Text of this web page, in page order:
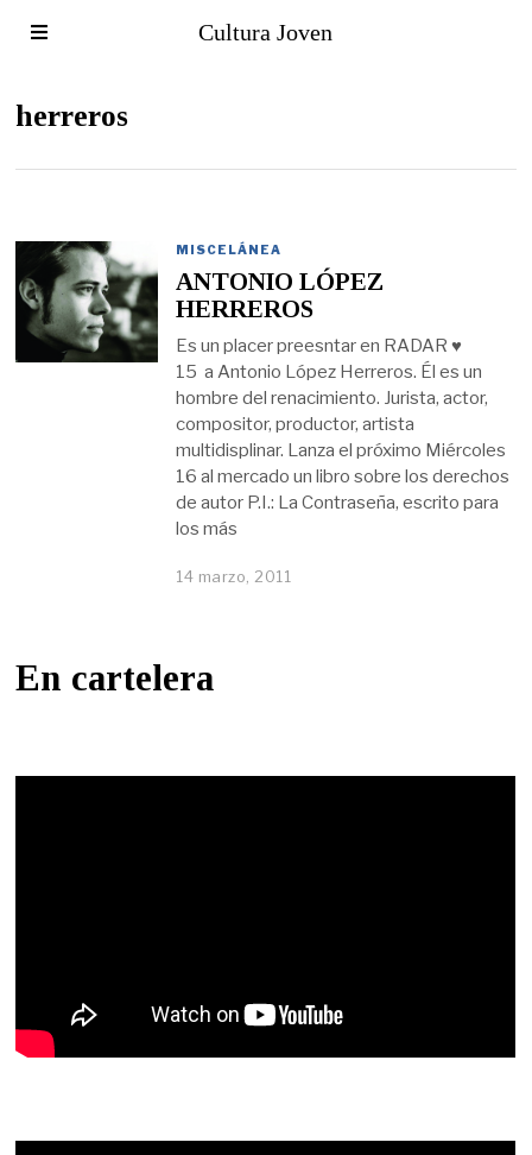
Cultura Joven
herreros
MISCELÁNEA
ANTONIO LÓPEZ
HERREROS
Es un placer preesntar en RADAR ♥
15 a Antonio López Herreros. Él es un
hombre del renacimiento. Jurista, actor,
compositor, productor, artista
multidisplinar. Lanza el próximo Miércoles
16 al mercado un libro sobre los derechos
de autor P.I.: La Contraseña, escrito para
los más
14 marzo, 2011
En cartelera